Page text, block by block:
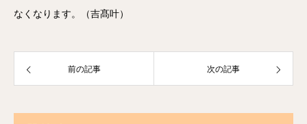
なくなります。（吉髙叶）
前の記事 次の記事